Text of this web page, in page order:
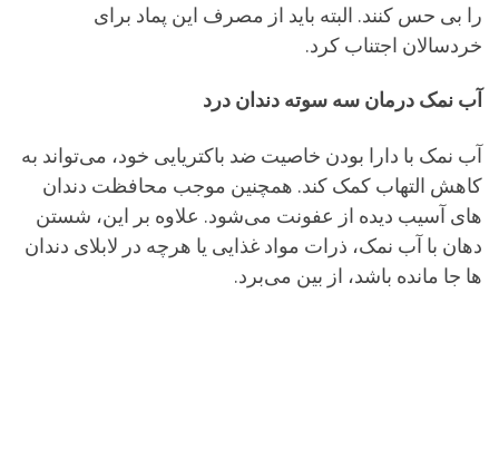
را بی حس کنند. البته باید از مصرف این پماد برای
خردسالان اجتناب کرد.
آب نمک درمان سه سوته دندان درد
آب نمک با دارا بودن خاصیت ضد باکتریایی خود، می‌تواند به
کاهش التهاب کمک کند. همچنین موجب محافظت دندان
های آسیب دیده از عفونت می‌شود. علاوه بر این، شستن
دهان با آب نمک، ذرات مواد غذایی یا هرچه در لابلای دندان
ها جا مانده باشد، از بین می‌برد.